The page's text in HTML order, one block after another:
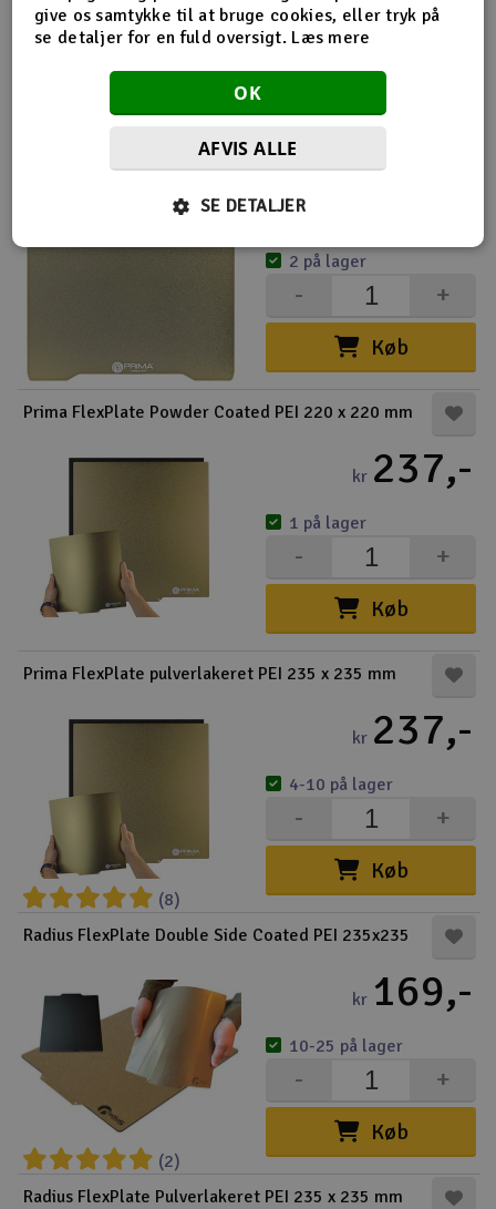
+
-
Prima dobbeltsidet pulverlakeret PEI 350 x 350 mm
Køb
+
-
2 på lager
Prima FlexPlate Powder Coated PEI 220 x 220 mm
kr 237,-
Køb
+
-
1 på lager
Prima FlexPlate pulverlakeret PEI 235 x 235 mm
(8)
kr 237,-
Køb
+
-
4-10 på lager
Radius FlexPlate Double Side Coated PEI 235x235
(2)
kr 169,-
Køb
+
-
10-25 på lager
Radius FlexPlate Pulverlakeret PEI 235 x 235 mm
give os samtykke til at bruge cookies, eller tryk på
se detaljer for en fuld oversigt. Læs mere
OK
AFVIS ALLE
SE DETALJER